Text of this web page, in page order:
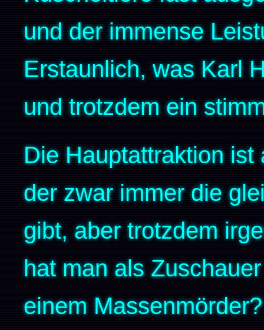
und der immense
Erstaunlich, was Karl
und trotzdem ein
Die Hauptattraktion
der zwar immer die
gibt, aber trotzdem
hat man als
einem